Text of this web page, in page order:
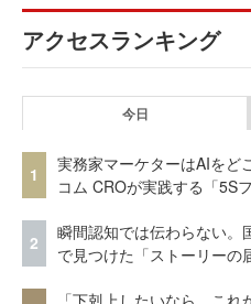
アクセスランキング
今日
1
実務家マーケターはAIをど
コム CROが実践する「5S
2
瞬間認知では伝わらない。
で見つけた「ストーリーの
「下剋上したいなら、こ